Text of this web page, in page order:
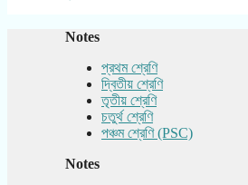
Notes
প্রথম শ্রেণি
দ্বিতীয় শ্রেণি
তৃতীয় শ্রেণি
চতুর্থ শ্রেণি
পঞ্চম শ্রেণি (PSC)
Notes